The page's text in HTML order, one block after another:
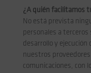
¿A quién facilitamos
No está prevista
personales a terceros
desarrollo y
nuestros
comunicaciones, con